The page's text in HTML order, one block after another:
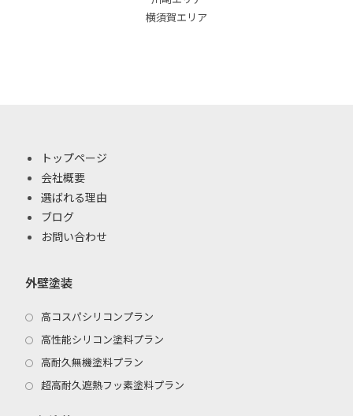
横須賀エリア
トップページ
会社概要
選ばれる理由
ブログ
お問い合わせ
外壁塗装
高コスパシリコンプラン
高性能シリコン塗料プラン
高耐久無機塗料プラン
超高耐久遮熱フッ素塗料プラン